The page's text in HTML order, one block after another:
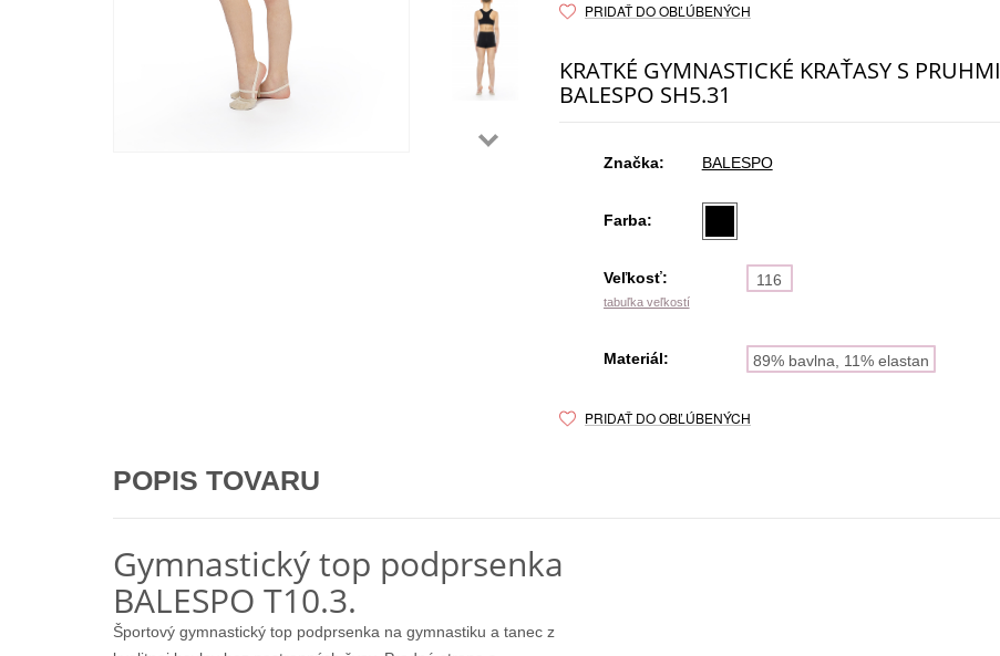
PRIDAŤ DO OBĽÚBENÝCH
KRATKÉ GYMNASTICKÉ KRAŤASY S PRUHMI
BALESPO SH5.31
Značka: BALESPO
Farba:
Veľkosť:
tabuľka veľkostí
116
Materiál: 89% bavlna, 11% elastan
PRIDAŤ DO OBĽÚBENÝCH
POPIS TOVARU
Gymnastický top podprsenka
BALESPO T10.3.
Športový gymnastický top podprsenka na gymnastiku a tanec z